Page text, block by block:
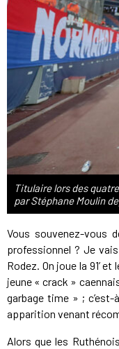
Titulaire lors des
par Stéphane Moulin
Vous souvenez-vous
professionnel ? Je
Rodez. On joue la 91’
jeune « crack »
garbage time » ;
apparition venant
Alors que les